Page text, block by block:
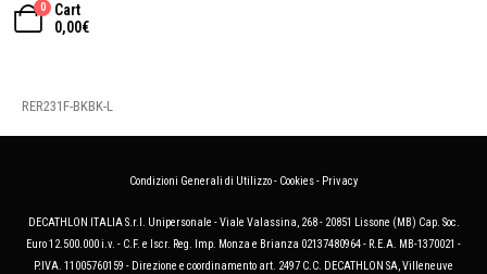
0
Cart
0,00€
RER231F-BKBK-L
Condizioni Generali di Utilizzo- Cookies- Privacy
DECATHLON ITALIA S.r.l. Unipersonale - Viale Valassina, 268 - 20851 Lissone (MB) Cap. Soc.
Euro 12.500.000 i.v. - C.F. e Iscr. Reg. Imp. Monza e Brianza 02137480964 - R.E.A. MB-1370021 -
P.IVA. 11005760159 - Direzione e coordinamento art. 2497 C.C. DECATHLON SA, Villeneuve